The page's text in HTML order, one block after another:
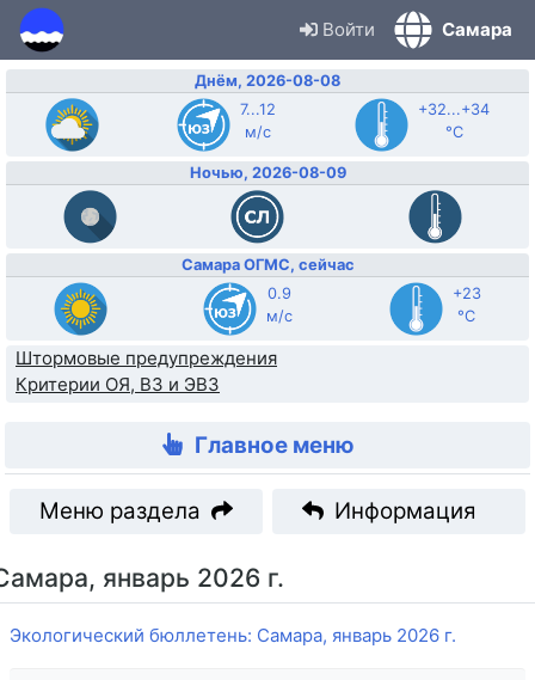
Войти Самара
Днём, 2026-08-08
7...12
м/с
+32...+34
°C
Ночью, 2026-08-09
Самара ОГМС, сейчас
0.9
м/с
+23
°C
Штормовые предупреждения
Критерии ОЯ, ВЗ и ЭВЗ
Главное меню
Меню раздела Информация
январь 2026 г.
Экологический бюллетень: Самара, январь 2026 г.